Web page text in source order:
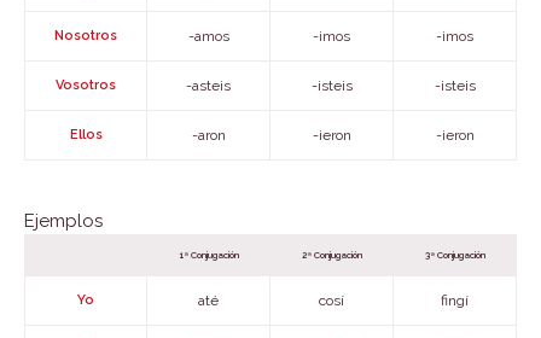
Nosotros -amos -imos -imos
Vosotros -asteis -isteis -isteis
Ellos -aron -ieron -ieron
Ejemplos
1ª Conjugación 2ª Conjugación 3ª Conjugación
Yo até cosí fingí